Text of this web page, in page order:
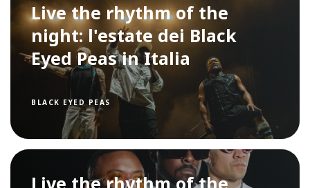
Live the rhythm of the
night: l'estate dei Black
Eyed Peas in Italia
BLACK EYED PEAS